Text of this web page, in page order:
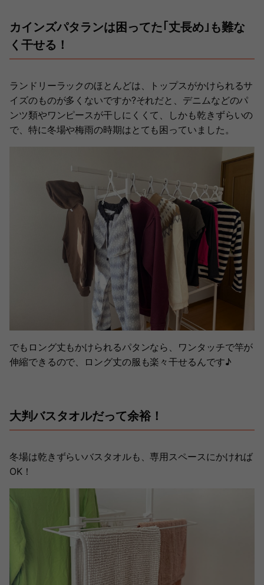
カインズパタランは困ってた｢丈長め｣も難な
く干せる！
ランドリーラックのほとんどは、トップスがかけられるサ
イズのものが多くないですか?それだと、デニムなどのパ
ンツ類やワンピースが干しにくくて、しかも乾きずらいの
で、特に冬場や梅雨の時期はとても困っていました。
でもロング丈もかけられるパタンなら、ワンタッチで竿が
伸縮できるので、ロング丈の服も楽々干せるんです♪
大判バスタオルだって余裕！
冬場は乾きずらいバスタオルも、専用スペースにかければ
OK！